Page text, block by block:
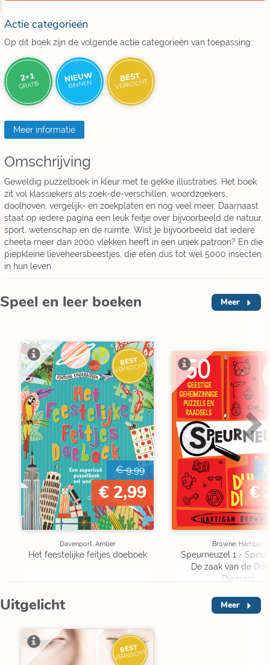
Actie categorieën
Op dit boek zijn de volgende actie categorieën van toepassing:
2+1
GRATIS NIEUW
BINNEN BEST
VERKOCHT
Meer informatie
Omschrijving
Geweldig puzzelboek in kleur met te gekke illustraties. Het boek
zit vol klassiekers als zoek-de-verschillen, woordzoekers,
doolhoven, vergelijk- en zoekplaten en nog veel meer. Daarnaast
staat op iedere pagina een leuk feitje over bijvoorbeeld de natuur,
sport, wetenschap en de ruimte. Wist je bijvoorbeeld dat iedere
cheeta meer dan 2000 vlekken heeft in een uniek patroon? En die
piepkleine lieveheersbeestjes, die eten dus tot wel 5000 insecten
in hun leven.
Speel en leer boeken Meer
BEST
VERKOCHT
€ 9,99
€ 2,99
Davenport, Amber
Het feestelijke feitjes doeboek
€
Browne, Hartigan
Speurneuzel 1 -
De zaak van de
Diamant
Uitgelicht Meer
BEST
VERKOCHT